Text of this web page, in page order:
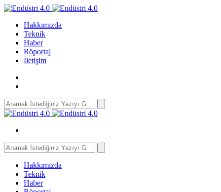
Hakkımızda
Teknik
Haber
Röportaj
İletişim
Search
for:
Search
for:
Hakkımızda
Teknik
Haber